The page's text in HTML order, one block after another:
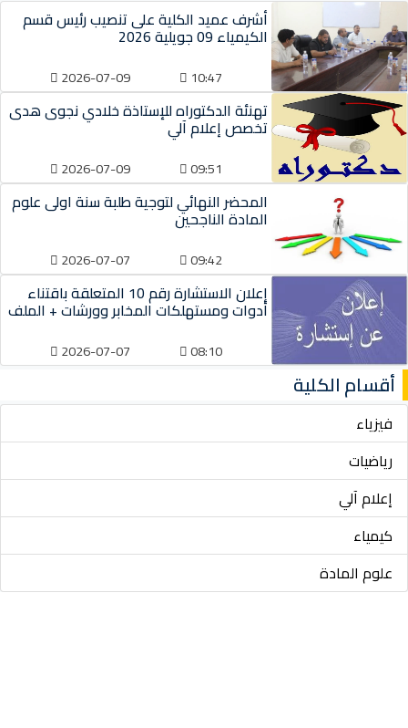
أشرف عميد الكلية على تنصيب رئيس قسم
الكيمياء 09 جويلية 2026
10:47
2026-07-09
تهنئة الدكتوراه للإستاذة خلادي نجوى هدى
تخصص إعلام آلي
09:51
2026-07-09
المحضر النهائي لتوجية طلبة سنة اولى علوم
المادة الناجحين
09:42
2026-07-07
إعلان الاستشارة رقم 10 المتعلقة باقتناء
أدوات ومستهلكات المخابر وورشات + الملف
08:10
2026-07-07
أقسام الكلية
فيزياء
رياضيات
إعلام آلي
كيمياء
علوم المادة